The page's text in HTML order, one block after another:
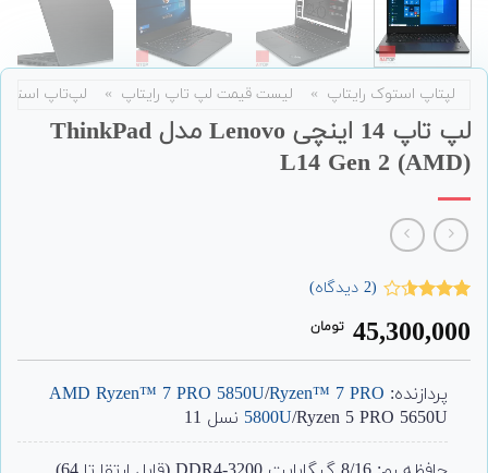
لپتاپ استوک رایتاپ » لیست قیمت لپ تاپ رایتاپ » لپ‌تاپ
لپ تاپ 14 اینچی Lenovo مدل ThinkPad
L14 Gen 2 (AMD)
3.50از
مشتری
(
2دیدگاه)
45,300,000 تومان
پردازنده: AMD Ryzen™ 7 PRO 5850U/Ryzen™ 7 PRO
5800U/Ryzen 5 PRO 5650U نسل 11